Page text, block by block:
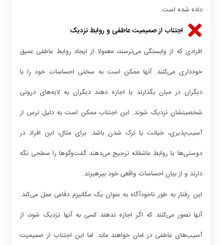
داده شده است.
اجتناب از صمیمیت عاطفی و روابط نزدیک
افرادی که از وابستگی می‌ترسند، معمولا از ایجاد روابط عاطفی عمیق
خودداری می‌کنند. آنها ممکن است به سختی احساسات خود را با
دیگران در میان بگذارند یا اجازه دهند دیگران به لایه‌های درونی
شخصیتشان نزدیک شوند. این اجتناب ممکن است به دلیل ترس از
آسیب‌پذیری، خیانت یا ترک شدن باشد. برای مثال، این افراد در
دوستی‌ها یا روابط عاشقانه ترجیح می‌دهند گفت‌وگوها را سطحی نگه
دارند و از بیان احساسات واقعی خود بپرهیزند.
این رفتار به طور ناخودآگاه به عنوان یک مکانیزم دفاعی عمل می‌کند.
آنها تصور می‌کنند که اگر اجازه ندهند کسی به آنها نزدیک شود، از
آسیب‌های عاطفی در امان خواهند ماند. اما این اجتناب از صمیمیت